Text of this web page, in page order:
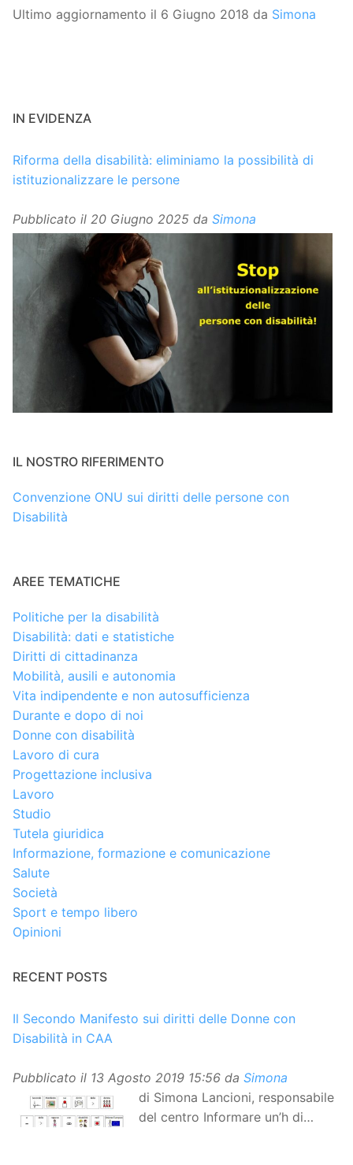
Ultimo aggiornamento il 6 Giugno 2018 da Simona
IN EVIDENZA
Riforma della disabilità: eliminiamo la possibilità di
istituzionalizzare le persone
Pubblicato il 20 Giugno 2025 da Simona
IL NOSTRO RIFERIMENTO
Convenzione ONU sui diritti delle persone con
Disabilità
AREE TEMATICHE
Politiche per la disabilità
Disabilità: dati e statistiche
Diritti di cittadinanza
Mobilità, ausili e autonomia
Vita indipendente e non autosufficienza
Durante e dopo di noi
Donne con disabilità
Lavoro di cura
Progettazione inclusiva
Lavoro
Studio
Tutela giuridica
Informazione, formazione e comunicazione
Salute
Società
Sport e tempo libero
Opinioni
RECENT POSTS
Il Secondo Manifesto sui diritti delle Donne con
Disabilità in CAA
Pubblicato il 13 Agosto 2019 15:56 da Simona
di Simona Lancioni, responsabile
del centro Informare un’h di